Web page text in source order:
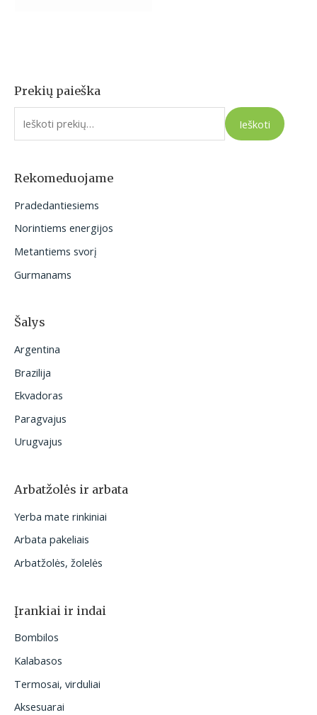
Prekių paieška
I
e
o
:
Ieškoti
Rekomeduojame
Pradedantiesiems
Norintiems energijos
Metantiems svorį
Gurmanams
Šalys
Argentina
Brazilija
Ekvadoras
Paragvajus
Urugvajus
Arbatžolės ir arbata
Yerba mate rinkiniai
Arbata pakeliais
Arbatžolės, žolelės
Įrankiai ir indai
Bombilos
Kalabasos
Termosai, virduliai
Aksesuarai